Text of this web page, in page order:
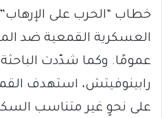
خطاب “الحرب على الإرهاب”
العسكرية القمعية ضد
عمومًا. وكما شدّدت
رابينوفيتش، استهدف
على نحوٍ غير متناسب